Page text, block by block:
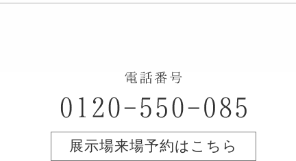
展示場来場予約はこちら